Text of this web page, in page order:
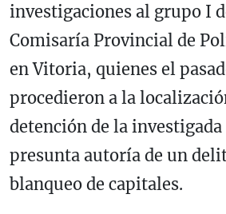
investigaciones al grupo I
Comisaría Provincial de
en Vitoria, quienes el
procedieron a la
detención de la investigada
presunta autoría de un
blanqueo de capitales.